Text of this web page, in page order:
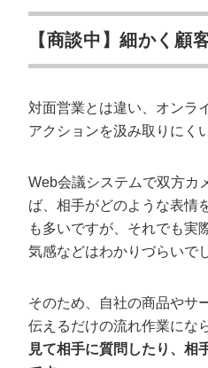
プロに無料相談をする
サイトマップ プライバシーポリシー
【商談中】細かく顧
対面営業とは違い、オンラ
アクションを汲み取りにく
Web会議システムで双方カ
ば、相手がどのような表情
も多いですが、それでも実
気感などはわかりづらいで
そのため、自社の商品やサ
伝えるだけの流れ作業にな
見て相手に質問したり、相